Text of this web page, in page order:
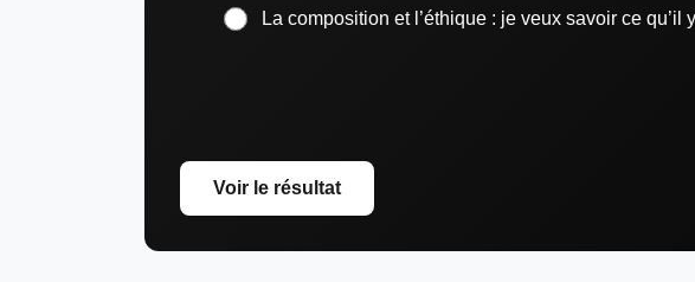
La composition et l’éthique : je veux savoir ce qu’il
Voir le résultat